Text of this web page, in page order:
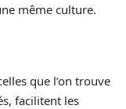
même culture.
que l’on trouve
facilitent les